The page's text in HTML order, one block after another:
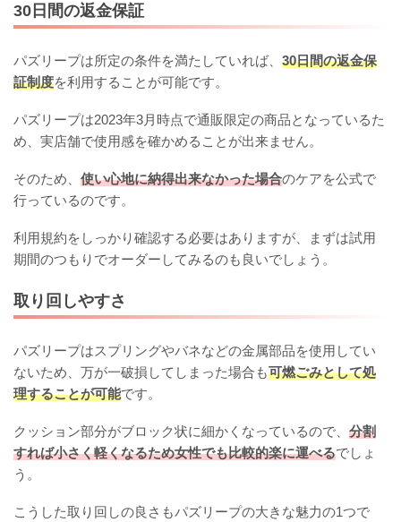
30日間の返金保証
パズリープは所定の条件を満たしていれば、 30日間の返金保
証制度を利用することが可能です。
パズリープは2023年3月時点で通販限定の商品となっているた
め、実店舗で使用感を確かめることが出来ません。
そのため、 使い心地に納得出来なかった場合のケアを公式で
行っているのです。
利用規約をしっかり確認する必要はありますが、まずは試用
期間のつもりでオーダーしてみるのも良いでしょう。
取り回しやすさ
パズリープはスプリングやバネなどの金属部品を使用してい
ないため、万が一破損してしまった場合も可燃ごみとして処
理することが可能です。
クッション部分がブロック状に細かくなっているので、 分割
すれば小さく軽くなるため女性でも比較的楽に運べるでしょ
う。
こうした取り回しの良さもパズリープの大きな魅力の1つで